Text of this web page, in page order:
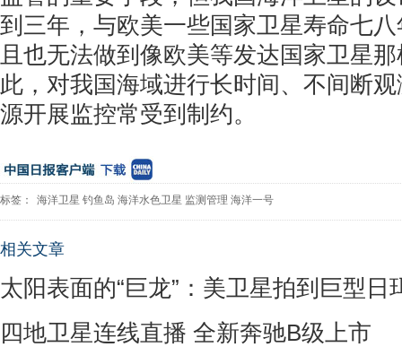
到三年，与欧美一些国家卫星寿命七
且也无法做到像欧美等发达国家卫星
此，对我国海域进行长时间、不间断
源开展监控常受到制约。
标签： 海洋卫星 钓鱼岛 海洋水色卫星 监测管理 海洋一号
相关文章
太阳表面的“巨龙”：美卫星拍到巨型日
四地卫星连线直播 全新奔驰B级上市